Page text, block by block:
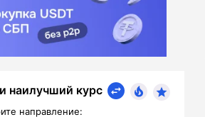
наилучший курс
направление: